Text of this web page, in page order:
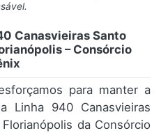
Canasvieiras Santo
– Consórcio
para manter a
Linha 940 Canasvieiras
da Consórcio